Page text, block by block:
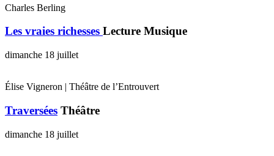
Charles Berling
Les vraies richesses Lecture Musique
dimanche 18 juillet
Élise Vigneron | Théâtre de l’Entrouvert
Traversées Théâtre
dimanche 18 juillet